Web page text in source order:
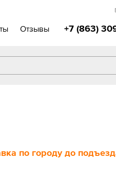
Отзывы +7 (863)
по городу до